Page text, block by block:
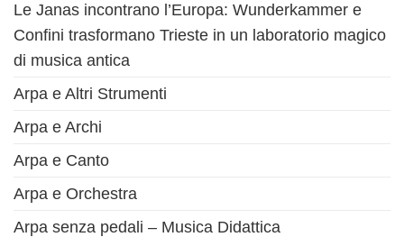
Le Janas incontrano l’Europa: Wunderkammer e
Confini trasformano Trieste in un laboratorio magico
di musica antica
Arpa e Altri Strumenti
Arpa e Archi
Arpa e Canto
Arpa e Orchestra
Arpa senza pedali – Musica Didattica